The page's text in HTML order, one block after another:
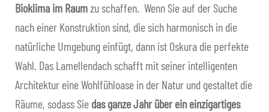
DE
Bioklima im Raumzu schaffen. Wenn Sie auf der Suche
nach einer Konstruktion sind, die sich harmonisch in die
natürliche Umgebung einfügt, dann ist Oskura die perfekte
Wahl. Das Lamellendach schafft mit seiner intelligenten
Architektur eine Wohlfühloase in der Natur und gestaltet die
Räume, sodass Sie das ganze Jahr über ein einzigartiges